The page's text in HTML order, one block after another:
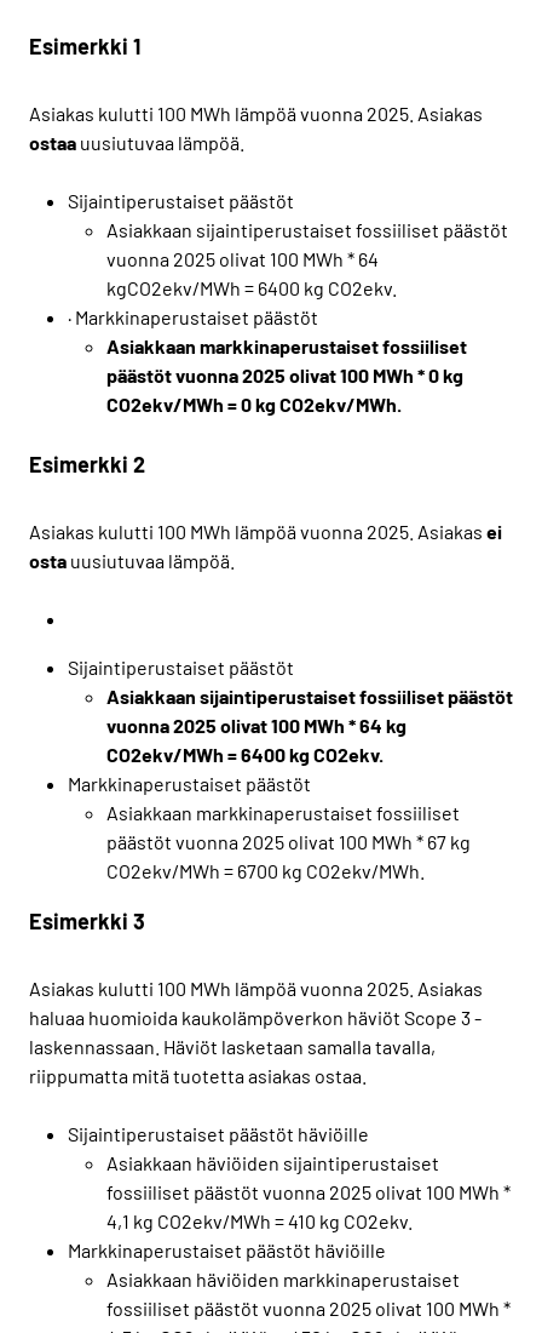
Esimerkki 1
Asiakas kulutti 100 MWh lämpöä vuonna 2025. Asiakas
ostaa uusiutuvaa lämpöä.
Sijaintiperustaiset päästöt
Asiakkaan sijaintiperustaiset fossiiliset päästöt
vuonna 2025 olivat 100 MWh * 64
kgCO2ekv/MWh = 6400 kg CO2ekv.
· Markkinaperustaiset päästöt
Asiakkaan markkinaperustaiset fossiiliset
päästöt vuonna 2025 olivat 100 MWh * 0 kg
CO2ekv/MWh = 0 kg CO2ekv/MWh.
Esimerkki 2
Asiakas kulutti 100 MWh lämpöä vuonna 2025. Asiakas ei
osta uusiutuvaa lämpöä.
Sijaintiperustaiset päästöt
Asiakkaan sijaintiperustaiset fossiiliset päästöt
vuonna 2025 olivat 100 MWh * 64 kg
CO2ekv/MWh = 6400 kg CO2ekv.
Markkinaperustaiset päästöt
Asiakkaan markkinaperustaiset fossiiliset
päästöt vuonna 2025 olivat 100 MWh * 67 kg
CO2ekv/MWh = 6700 kg CO2ekv/MWh.
Esimerkki 3
Asiakas kulutti 100 MWh lämpöä vuonna 2025. Asiakas
haluaa huomioida kaukolämpöverkon häviöt Scope 3 -
laskennassaan. Häviöt lasketaan samalla tavalla,
riippumatta mitä tuotetta asiakas ostaa.
Sijaintiperustaiset päästöt häviöille
Asiakkaan häviöiden sijaintiperustaiset
fossiiliset päästöt vuonna 2025 olivat 100 MWh *
4,1 kg CO2ekv/MWh = 410 kg CO2ekv.
Markkinaperustaiset päästöt häviöille
Asiakkaan häviöiden markkinaperustaiset
fossiiliset päästöt vuonna 2025 olivat 100 MWh *